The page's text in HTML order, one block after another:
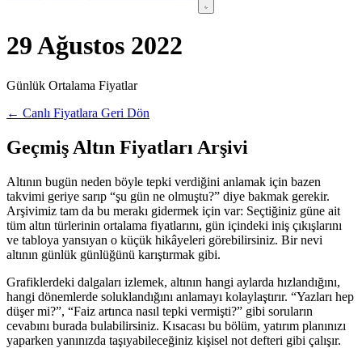
29 Ağustos 2022
Günlük Ortalama Fiyatlar
← Canlı Fiyatlara Geri Dön
Geçmiş Altın Fiyatları Arşivi
Altının bugün neden böyle tepki verdiğini anlamak için bazen
takvimi geriye sarıp “şu gün ne olmuştu?” diye bakmak gerekir.
Arşivimiz tam da bu merakı gidermek için var: Seçtiğiniz güne ait
tüm altın türlerinin ortalama fiyatlarını, gün içindeki iniş çıkışlarını
ve tabloya yansıyan o küçük hikâyeleri görebilirsiniz. Bir nevi
altının günlük günlüğünü karıştırmak gibi.
Grafiklerdeki dalgaları izlemek, altının hangi aylarda hızlandığını,
hangi dönemlerde soluklandığını anlamayı kolaylaştırır. “Yazları hep
düşer mi?”, “Faiz artınca nasıl tepki vermişti?” gibi soruların
cevabını burada bulabilirsiniz. Kısacası bu bölüm, yatırım planınızı
yaparken yanınızda taşıyabileceğiniz kişisel not defteri gibi çalışır.